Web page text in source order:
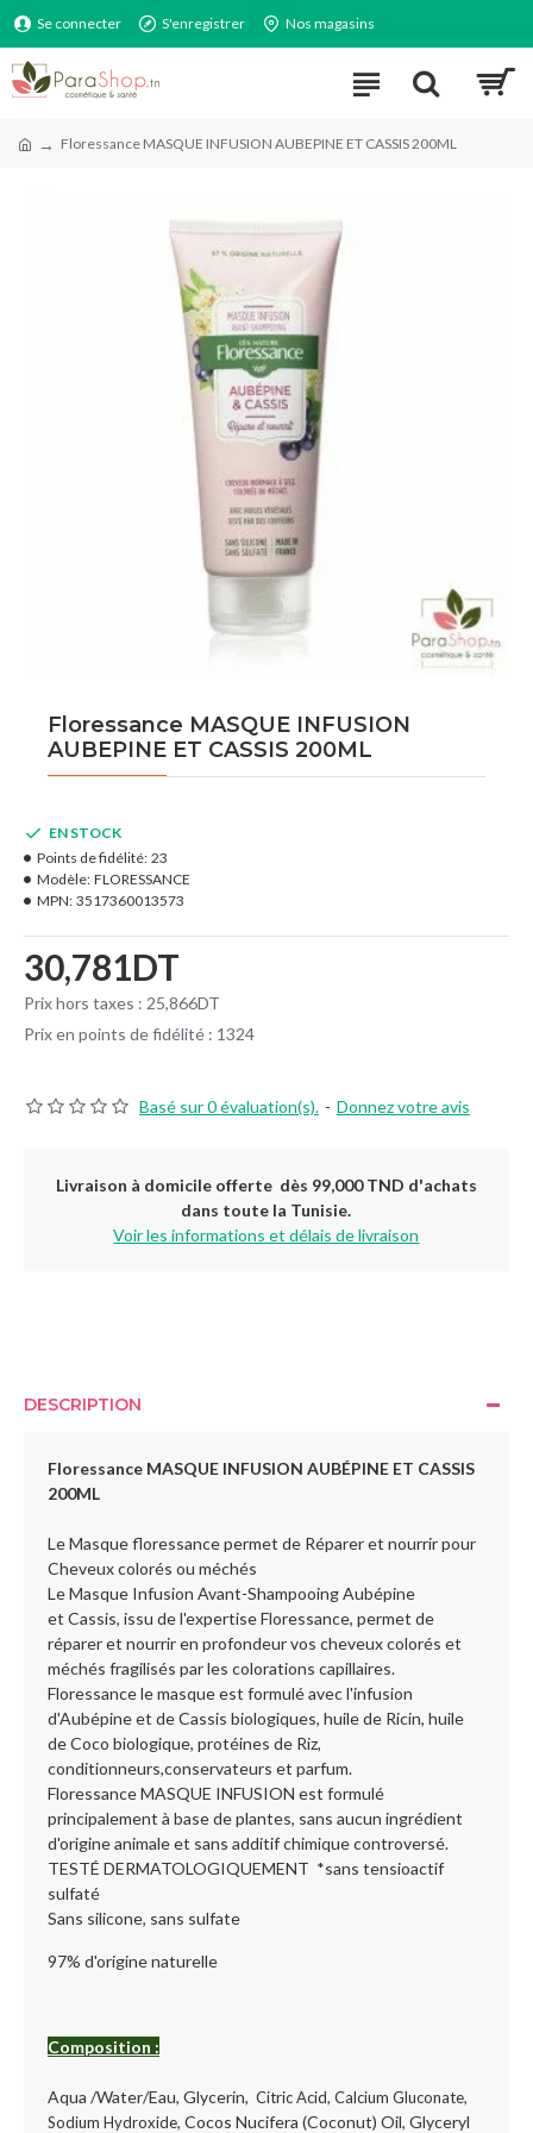
Se connecter S'enregistrer Nos magasins
Floressance MASQUE INFUSION AUBEPINE ET CASSIS 200ML
Floressance MASQUE INFUSION
AUBEPINE ET CASSIS 200ML
Basé sur 0 évaluation(s). - Donnez votre avis
30,781DT
Prix hors taxes : 25,866DT
Prix en points de fidélité : 1324
EN STOCK
Points de fidélité: 23
Modèle: FLORESSANCE
MPN: 3517360013573
Livraison à domicile offerte dès 99,000 TND d'achats
dans toute la Tunisie.
Voir les informations et délais de livraison
DESCRIPTION
Floressance MASQUE INFUSION AUBÉPINE ET CASSIS
200ML
Le Masque floressance permet de Réparer et nourrir pour
Cheveux colorés ou méchés
Le Masque Infusion Avant-Shampooing Aubépine
et Cassis, issu de l'expertise Floressance, permet de
réparer et nourrir en profondeur vos cheveux colorés et
méchés fragilisés par les colorations capillaires.
Floressance le masque est formulé avec l'infusion
d'Aubépine et de Cassis biologiques, huile de Ricin, huile
de Coco biologique, protéines de Riz,
conditionneurs,conservateurs et parfum.
Floressance MASQUE INFUSION est formulé
principalement à base de plantes, sans aucun ingrédient
d'origine animale et sans additif chimique controversé.
TESTÉ DERMATOLOGIQUEMENT *sans tensioactif
sulfaté
Sans silicone, sans sulfate
97% d'origine naturelle
Composition :
Aqua /Water/Eau, Glycerin, Citric Acid, Calcium Gluconate,
Sodium Hydroxide, Cocos Nucifera (Coconut) Oil, Glyceryl